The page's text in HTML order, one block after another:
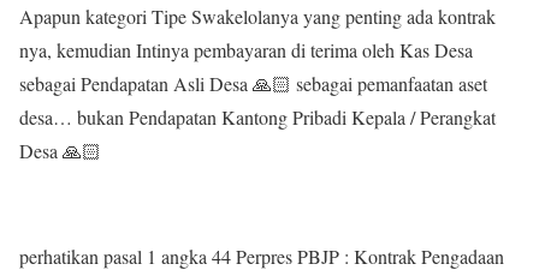
Apapun kategori Tipe Swakelolanya yang penting ada kontrak
nya, kemudian Intinya pembayaran di terima oleh Kas Desa
sebagai Pendapatan Asli Desa 🙏🏻 sebagai pemanfaatan aset
desa… bukan Pendapatan Kantong Pribadi Kepala / Perangkat
Desa 🙏🏻
perhatikan pasal 1 angka 44 Perpres PBJP : Kontrak Pengadaan